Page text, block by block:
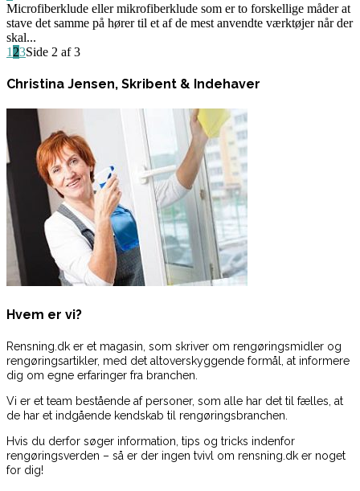
Microfiberklude eller mikrofiberklude som er to forskellige måder at
stave det samme på hører til et af de mest anvendte værktøjer når der
skal...
1 23Side 2 af 3
Christina Jensen, Skribent & Indehaver
Hvem er vi?
Rensning.dk er et magasin, som skriver om rengøringsmidler og
rengøringsartikler, med det altoverskyggende formål, at informere
dig om egne erfaringer fra branchen.
Vi er et team bestående af personer, som alle har det til fælles, at
de har et indgående kendskab til rengøringsbranchen.
Hvis du derfor søger information, tips og tricks indenfor
rengøringsverden – så er der ingen tvivl om rensning.dk er noget
for dig!